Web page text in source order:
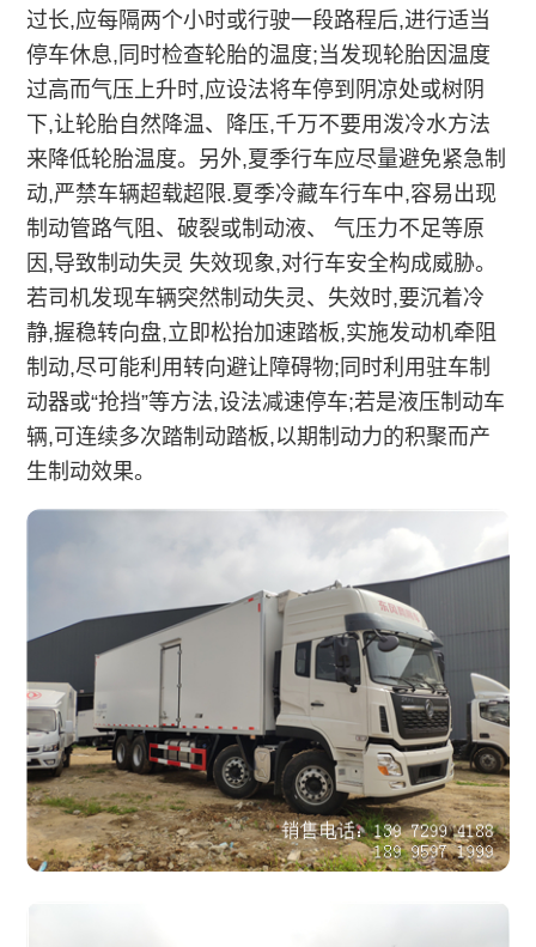
过长,应每隔两个小时或行驶一段路程后,进行适当
停车休息,同时检查轮胎的温度;当发现轮胎因温度
过高而气压上升时,应设法将车停到阴凉处或树阴
下,让轮胎自然降温、降压,千万不要用泼冷水方法
来降低轮胎温度。另外,夏季行车应尽量避免紧急制
动,严禁车辆超载超限.夏季冷藏车行车中,容易出现
制动管路气阻、破裂或制动液、 气压力不足等原
因,导致制动失灵 失效现象,对行车安全构成威胁。
若司机发现车辆突然制动失灵、失效时,要沉着冷
静,握稳转向盘,立即松抬加速踏板,实施发动机牵阻
制动,尽可能利用转向避让障碍物;同时利用驻车制
动器或“抢挡”等方法,设法减速停车;若是液压制动车
辆,可连续多次踏制动踏板,以期制动力的积聚而产
生制动效果。